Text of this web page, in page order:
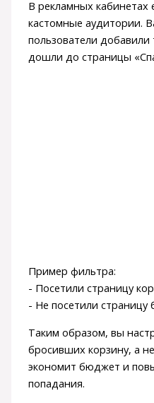
В рекламных кабинетах
кастомные аудитории.
пользователи добавили
дошли до страницы
Пример фильтра:
- Посетили страницу
- Не посетили страницу
Таким образом, вы
бросивших корзину, а
экономит бюджет и
попадания.